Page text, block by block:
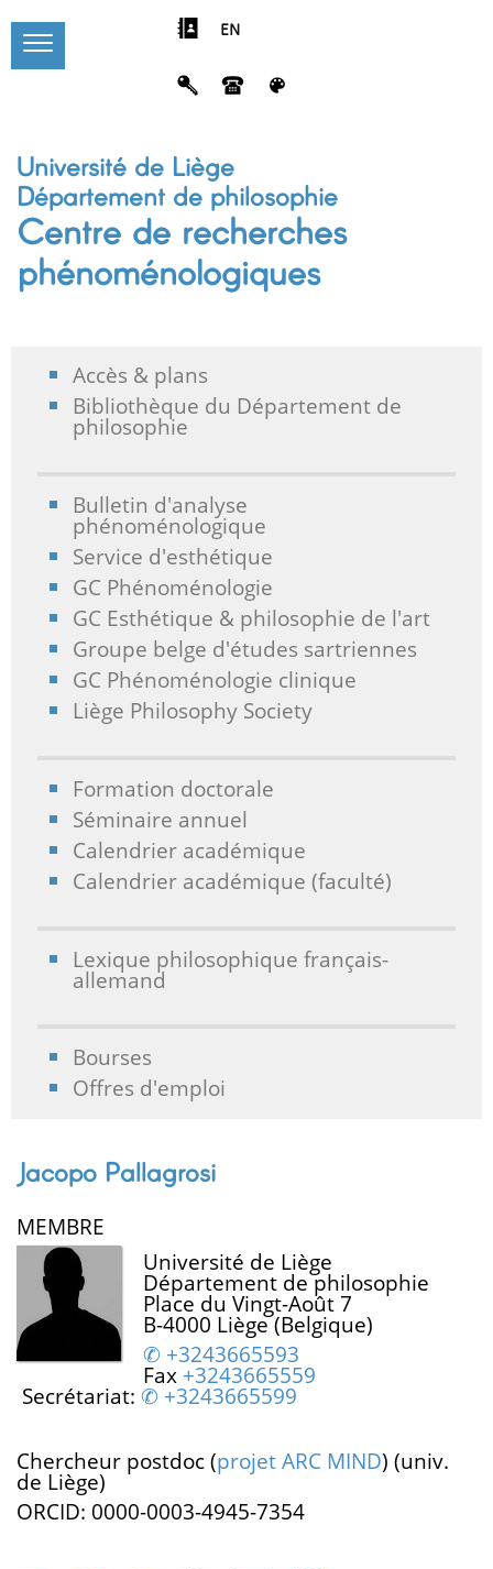
EN
Université de Liège
Département de philosophie
Centre de recherches
phénoménologiques
Accès & plans
Bibliothèque du Département de
philosophie
Bulletin d'analyse
phénoménologique
Service d'esthétique
GC Phénoménologie
GC Esthétique & philosophie de l'art
Groupe belge d'études sartriennes
GC Phénoménologie clinique
Liège Philosophy Society
Formation doctorale
Séminaire annuel
Calendrier académique
Calendrier académique (faculté)
Lexique philosophique français-
allemand
Bourses
Offres d'emploi
Jacopo Pallagrosi
MEMBRE
Université de Liège
Département de philosophie
Place du Vingt-Août 7
B-4000 Liège (Belgique)
+3243665593
Fax +3243665559
Secrétariat: +3243665599
Chercheur postdoc (projet ARC MIND) (univ.
de Liège)
ORCID: 0000-0003-4945-7354